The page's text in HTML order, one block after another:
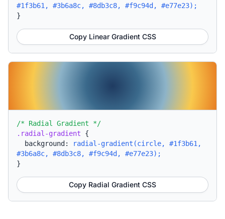
#1f3b61, #3b6a8c, #8db3c8, #f9c94d, #e77e23);
}
Copy Linear Gradient CSS
/* Radial Gradient */
.radial-gradient {
background:
radial-gradient(circle, #1f3b61,
#3b6a8c, #8db3c8, #f9c94d, #e77e23);
}
Copy Radial Gradient CSS